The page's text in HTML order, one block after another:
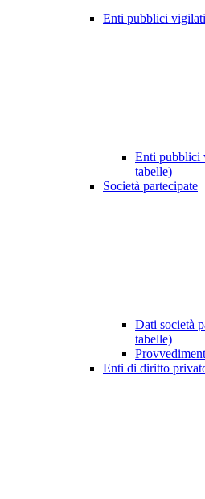
Enti pubblici vigilati
Enti pubblici
tabelle)
Società partecipate
Dati società
tabelle)
Enti di diritto